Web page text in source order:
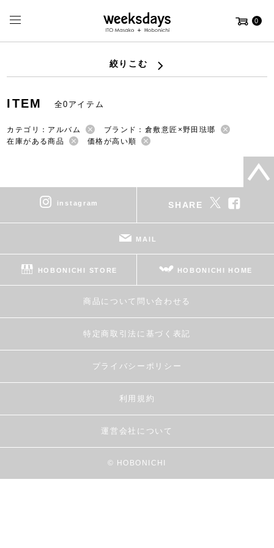
0
絞りこむ
ITEM 全0アイテム
カテゴリ：アルバム
ブランド：倉敷意匠×野田琺瑯
在庫がある商品
価格が高い順
instagram SHARE
MAIL
HOBONICHI STORE HOBONICHI HOME
商品について問い合わせる
特定商取引法に基づく表記
プライバシーポリシー
利用規約
運営会社について
© HOBONICHI